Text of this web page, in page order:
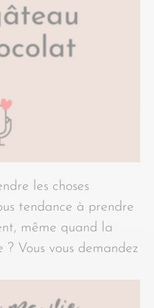
les choses
tendance à prendre
même quand la
Vous vous demandez